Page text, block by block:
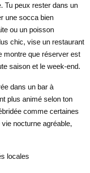
Tu peux rester dans un
une socca bien
ou un poisson
chic, vise un restaurant
montre que réserver est
saison et le week-end.
dans un bar à
plus animé selon ton
comme certaines
nocturne agréable,
locales